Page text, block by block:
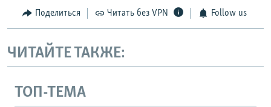
Поделиться Читать без VPN Follow us
ЧИТАЙТЕ ТАКЖЕ:
ТОП-ТЕМА